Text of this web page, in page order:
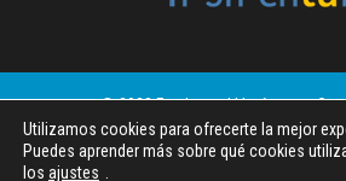
© 2023 Fundaneed | Imágenes:
Freepik | Pexels
Utilizamos cookies para ofrecerte la mejor
Puedes aprender más sobre qué cookies
los ajustes